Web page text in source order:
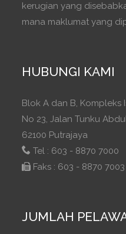
kerugian yang
mana maklumat yang
HUBUNGI KAMI
Blok A dan B, Kompleks
No 23, Jalan Tunku
62100 Putrajaya
Tel : 603 - 8870 7000
Faks : 603 - 8870 7003
JUMLAH